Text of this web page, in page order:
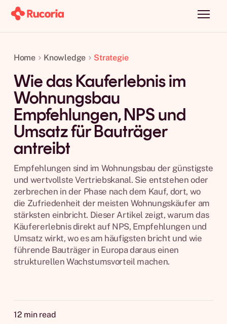
Home Knowledge Strategie
Wie das Kauferlebnis im
Wohnungsbau
Empfehlungen, NPS und
Umsatz für Bauträger
antreibt
Empfehlungen sind im Wohnungsbau der günstigste
und wertvollste Vertriebskanal. Sie entstehen oder
zerbrechen in der Phase nach dem Kauf, dort, wo
die Zufriedenheit der meisten Wohnungskäufer am
stärksten einbricht. Dieser Artikel zeigt, warum das
Käufererlebnis direkt auf NPS, Empfehlungen und
Umsatz wirkt, wo es am häufigsten bricht und wie
führende Bauträger in Europa daraus einen
strukturellen Wachstumsvorteil machen.
12 min read